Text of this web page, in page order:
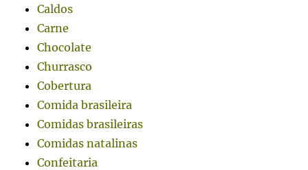
Caldos
Carne
Chocolate
Churrasco
Cobertura
Comida brasileira
Comidas brasileiras
Comidas natalinas
Confeitaria